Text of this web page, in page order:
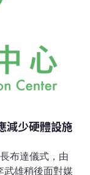
減少硬體設施
布達儀式，由
武雄稍後面對媒